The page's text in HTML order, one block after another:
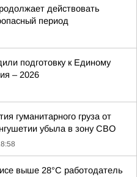
действовать
период
подготовку к Единому
– 2026
гуманитарного груза от
убыла в зону СВО
выше 28°C работодатель